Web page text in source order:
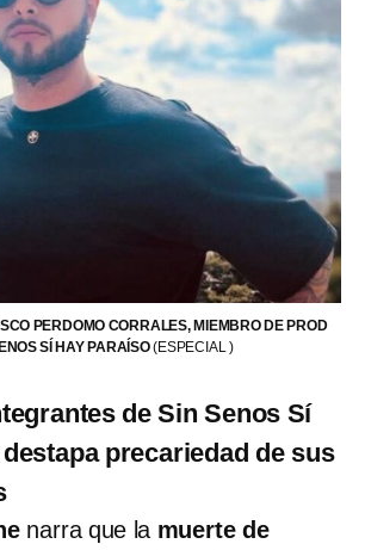
PERDOMO CORRALES, MIEMBRO DE PROD
SÍ HAY PARAÍSO(ESPECIAL )
de Sin Senos Sí
precariedad de sus
narra que la muerte de